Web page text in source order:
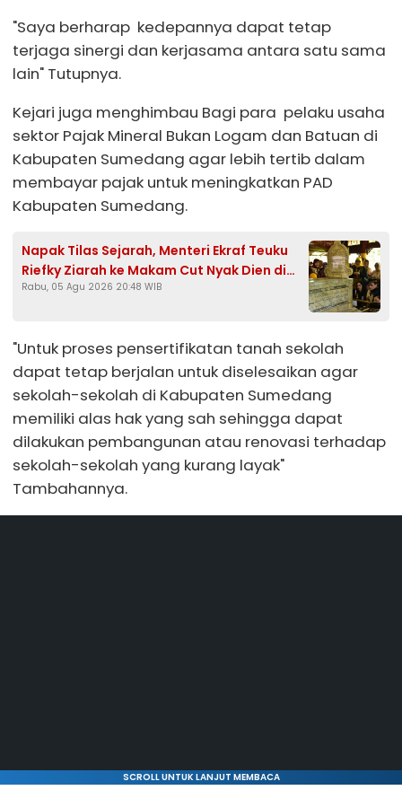
"Saya berharap kedepannya dapat tetap
terjaga sinergi dan kerjasama antara satu sama
lain" Tutupnya.
Kejari juga menghimbau Bagi para pelaku usaha
sektor Pajak Mineral Bukan Logam dan Batuan di
Kabupaten Sumedang agar lebih tertib dalam
membayar pajak untuk meningkatkan PAD
Kabupaten Sumedang.
Napak Tilas Sejarah, Menteri Ekraf Teuku
Riefky Ziarah ke Makam Cut Nyak Dien di
Sumedang
Rabu, 05 Agu 2026 20:48 WIB
"Untuk proses pensertifikatan tanah sekolah
dapat tetap berjalan untuk diselesaikan agar
sekolah-sekolah di Kabupaten Sumedang
memiliki alas hak yang sah sehingga dapat
dilakukan pembangunan atau renovasi terhadap
sekolah-sekolah yang kurang layak"
Tambahannya.
SCROLL UNTUK LANJUT MEMBACA